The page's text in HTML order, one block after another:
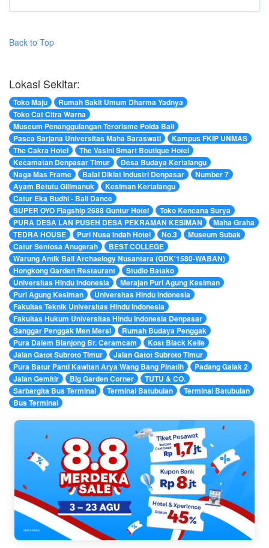
Back to Top
Lokasi Sekitar:
Toko Maju
Rumah Sakit Umum Dharma Yadnya
Toko Cat Citra Warna
Museum Penanggulangan Terorisme Polda Bali
Pasca Sarjana Universitas Maha Saraswati
Kampus FKIP UNMAS
The Cakra Hotel
The Vasini Smart Boutique Hotel
Kecamatan Denpasar Timur
Desa Budaya Kertalangu
Naga Mas Frame
Balai Diklat Industri Denpasar
Number 7
Ayam Betutu Gilimanuk
Kesiman Kertalangu
Catur Eka Budhi - Bali Dance
SUPER OYO Flagship 2688 Guntur Hotel
Toko Kencana Surya
PURA DESA LAN PUSEH DESA PEKRAMAN KESIMAN
Maha Graha
TEDRA HOUSE
Puri Nusa Indah Hotel No.3
Museum Subak
Catur Sentosa Anugerah
BEST COLLEGE
Warung Antik Bali Archaelogy Nusantara (GDK'1580-WABAN)
Hongkong Garden Restaurant
Studio Batako
Universitas Hindu Indonesia
Merajan Puri Agung Kesiman
Puri Agung Kesiman
Universitas Hindu Indonesia
Fakultas Teknik Universitas Hindu Indonesia
Fakultas Hukum Universitas Hindu Indonesia Denpasar
Sanggar Penggak Men Mersi
Rumah Budaya Penggak
Pura Dalem Blanjong Br. Ceramcam
Kost Black Kelle
Jalan Gatot Subroto Timur
Jalan Gatot Subroto Timur
Pura Batur Panti Kawitan Arya Wang Bang Pinatih
Padang Galak 2
Jalan Gemitir
Big Garden Corner
TUTU & CO.
Sarbargita Bus Terminal
Terminal Batubulan
Terminal Batubulan
Bus Terminal